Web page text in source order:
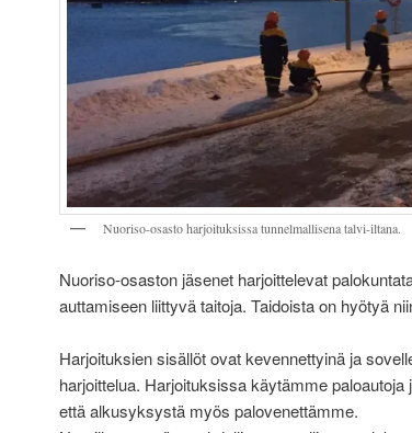
Nuoriso-osasto harjoituksissa tunnelmallisena talvi-iltana.
Nuoriso-osaston jäsenet harjoittelevat
auttamiseen liittyvä taitoja. Taidoista on hyötyä
Harjoituksien sisällöt ovat kevennettyinä ja
harjoittelua. Harjoituksissa käytämme
että alkusyksystä myös palovenettämme.